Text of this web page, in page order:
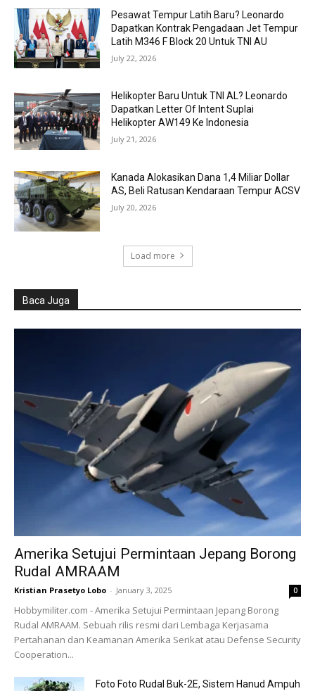
Pesawat Tempur Latih Baru? Leonardo
Dapatkan Kontrak Pengadaan Jet Tempur
Latih M346 F Block 20 Untuk TNI AU
July 22, 2026
Helikopter Baru Untuk TNI AL? Leonardo
Dapatkan Letter Of Intent Suplai
Helikopter AW149 Ke Indonesia
July 21, 2026
Kanada Alokasikan Dana 1,4 Miliar Dollar
AS, Beli Ratusan Kendaraan Tempur ACSV
July 20, 2026
Load more
Baca Juga
Amerika Setujui Permintaan Jepang Borong
Rudal AMRAAM
Kristian Prasetyo Lobo - January 3, 2025 0
Hobbymiliter.com - Amerika Setujui Permintaan Jepang Borong
Rudal AMRAAM. Sebuah rilis resmi dari Lembaga Kerjasama
Pertahanan dan Keamanan Amerika Serikat atau Defense Security
Cooperation...
Foto Foto Rudal Buk-2E, Sistem Hanud Ampuh